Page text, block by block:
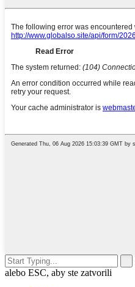
alebo ESC, aby ste zatvorili